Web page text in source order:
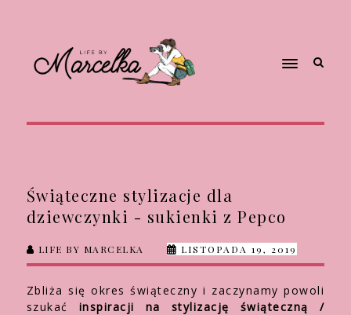
Świąteczne stylizacje dla
dziewczynki - sukienki z Pepco
LIFE BY MARCELKA LISTOPADA 19, 2019
Zbliża się okres świąteczny i zaczynamy powoli
szukać
inspiracji na stylizację świąteczną /